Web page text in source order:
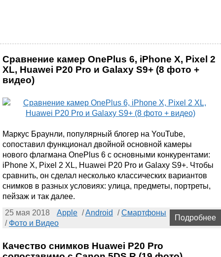
Сравнение камер OnePlus 6, iPhone X, Pixel 2
XL, Huawei P20 Pro и Galaxy S9+ (8 фото +
видео)
Маркус Браунли, популярный блогер на YouTube,
сопоставил функционал двойной основной камеры
нового флагмана OnePlus 6 с основными конкурентами:
iPhone X, Pixel 2 XL, Huawei P20 Pro и Galaxy S9+. Чтобы
сравнить, он сделал несколько классических вариантов
снимков в разных условиях: улица, предметы, портреты,
пейзаж и так далее.
25 мая 2018
Apple /Android /Смартфоны
/ Фото и Видео
Подробнее
Качество снимков Huawei P20 Pro